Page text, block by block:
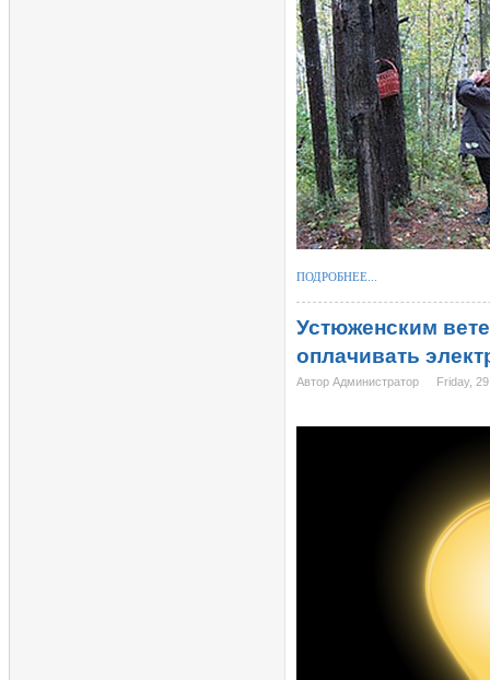
ПОДРОБНЕЕ...
Устюженским
оплачивать
Автор Администратор Friday,